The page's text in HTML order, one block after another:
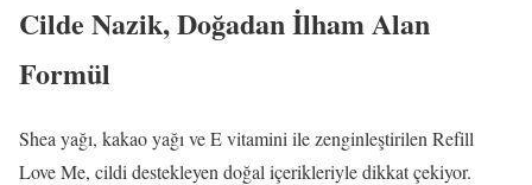
Cilde Nazik, Doğadan İlham Alan
Formül
Shea yağı, kakao yağı ve E vitamini ile zenginleştirilen Refill
Love Me, cildi destekleyen doğal içerikleriyle dikkat çekiyor.